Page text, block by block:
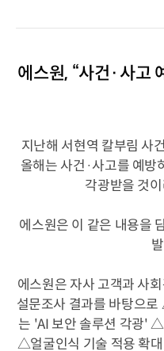
에스원, “사건·사고
지난해 서현역 칼부림 사
올해는 사건·사고를 예방
각광받을 것
에스원은 이 같은 내용을
에스원은 자사 고객과 사
설문조사 결과를 바탕으
는 'AI 보안 솔루션 각광'
△얼굴인식 기술 적용 확